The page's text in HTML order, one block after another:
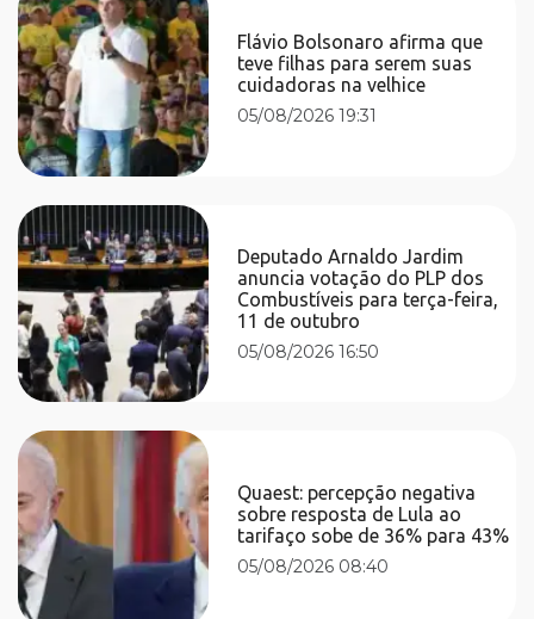
Flávio Bolsonaro afirma que
teve filhas para serem suas
cuidadoras na velhice
05/08/2026 19:31
Deputado Arnaldo Jardim
anuncia votação do PLP dos
Combustíveis para terça-feira,
11 de outubro
05/08/2026 16:50
Quaest: percepção negativa
sobre resposta de Lula ao
tarifaço sobe de 36% para 43%
05/08/2026 08:40